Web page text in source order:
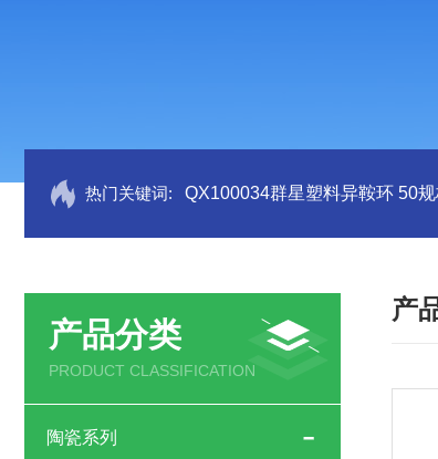
热门关键词: QX100034群星塑料异鞍环 50
产品分类
PRODUCT CLASSIFICATION
陶瓷系列
产